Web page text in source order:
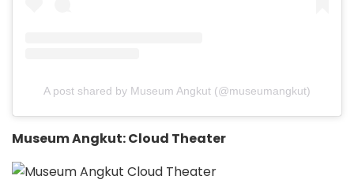
A post shared by Museum Angkut (@museumangkut)
Museum Angkut: Cloud Theater